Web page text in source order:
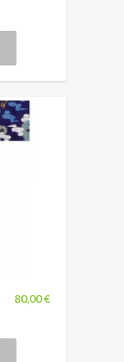
80,00 €